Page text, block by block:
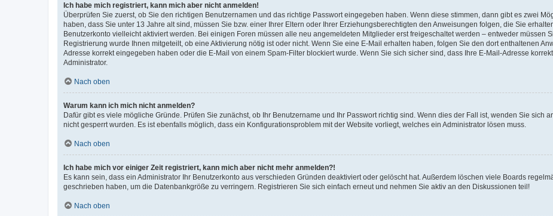
Ich habe mich registriert, kann mich aber nicht anmelden!
Überprüfen Sie zuerst, ob Sie den richtigen Benutzernamen und das richtige Passwort eingegeben haben. Wenn diese stimmen, dann gibt es zwei
haben, dass Sie unter 13 Jahre alt sind, müssen Sie bzw. einer Ihrer Eltern oder Ihrer Erziehungsberechtigten den Anweisungen folgen, die Sie
Benutzerkonto vielleicht aktiviert werden. Bei einigen Foren müssen alle neu angemeldeten Mitglieder erst freigeschaltet werden – entweder müssen
Registrierung wurde Ihnen mitgeteilt, ob eine Aktivierung nötig ist oder nicht. Wenn Sie eine E-Mail erhalten haben, folgen Sie den dort enthaltenen
Adresse korrekt eingegeben haben oder die E-Mail von einem Spam-Filter blockiert wurde. Wenn Sie sich sicher sind, dass Ihre E-Mail-Adresse
Administrator.
Nach oben
Warum kann ich mich nicht anmelden?
Dafür gibt es viele mögliche Gründe. Prüfen Sie zunächst, ob Ihr Benutzername und Ihr Passwort richtig sind. Wenn dies der Fall ist, wenden Sie sich
nicht gesperrt wurden. Es ist ebenfalls möglich, dass ein Konfigurationsproblem mit der Website vorliegt, welches ein Administrator lösen muss.
Nach oben
Ich habe mich vor einiger Zeit registriert, kann mich aber nicht mehr anmelden?!
Es kann sein, dass ein Administrator Ihr Benutzerkonto aus verschieden Gründen deaktiviert oder gelöscht hat. Außerdem löschen viele Boards
geschrieben haben, um die Datenbankgröße zu verringern. Registrieren Sie sich einfach erneut und nehmen Sie aktiv an den Diskussionen teil!
Nach oben